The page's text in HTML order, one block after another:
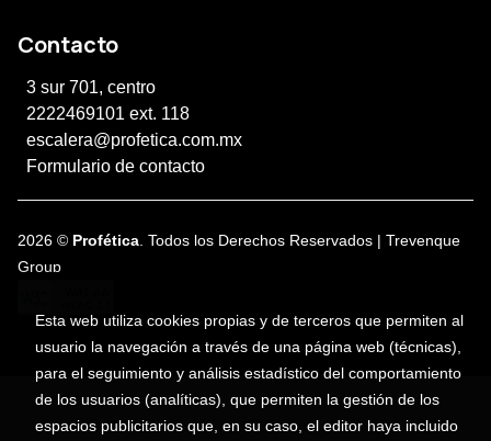
Contacto
3 sur 701, centro
2222469101 ext. 118
escalera@profetica.com.mx
Formulario de contacto
2026 © Profética. Todos los Derechos Reservados | Trevenque
Group
Esta web utiliza cookies propias y de terceros que permiten al
usuario la navegación a través de una página web (técnicas),
para el seguimiento y análisis estadístico del comportamiento
de los usuarios (analíticas), que permiten la gestión de los
espacios publicitarios que, en su caso, el editor haya incluido